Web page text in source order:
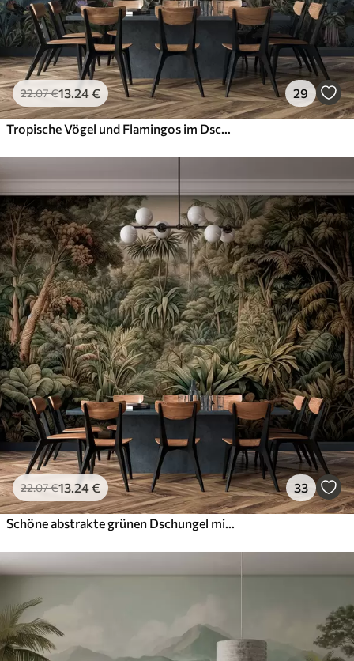
22.07€13.24€ 29
Tropische Vögel und Flamingos im Dschungel
22.07€13.24€ 33
Schöne abstrakte grünen Dschungel mit tropischen Blättern